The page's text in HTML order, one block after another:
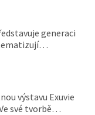
generaci
tematizují…
výstavu Exuvie
své tvorbě…